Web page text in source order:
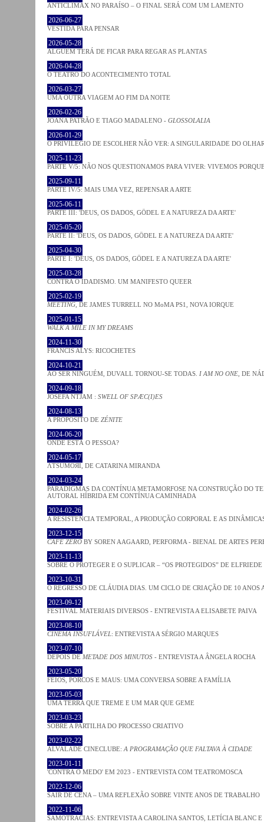
ANTICLÍMAX NO PARAÍSO – O FINAL SERÁ COM UM LAMENTO
2026-06-27
VESTIDA PARA PENSAR
2026-05-28
ALGUÉM TERÁ DE FICAR PARA REGAR AS PLANTAS
2026-04-28
O TEATRO DO ACONTECIMENTO TOTAL
2026-03-27
UMA OUTRA VIAGEM AO FIM DA NOITE
2026-02-26
JOANA PATRÃO E TIAGO MADALENO - GLOSSOLALIA
2026-01-29
O PRIVILÉGIO DE ESCOLHER NÃO VER: A SINGULARIDADE DO
2025-11-23
PARTE V/5: NÃO NOS QUESTIONAMOS PARA VIVER: VIVEMOS
2025-09-11
PARTE IV/5: MAIS UMA VEZ, REPENSAR A ARTE
2025-06-11
PARTE III: 'DEUS, OS DADOS, GÖDEL E A NATUREZA DA ARTE'
2025-05-20
PARTE II: 'DEUS, OS DADOS, GÖDEL E A NATUREZA DA ARTE'
2025-04-30
PARTE I: 'DEUS, OS DADOS, GÖDEL E A NATUREZA DA ARTE'
2025-03-28
CONTRA O IDADISMO. UM MANIFESTO QUEER
2025-02-19
MEETING , DE JAMES TURRELL NO MoMA PS1, NOVA IORQUE
2025-01-15
WALK A MILE IN MY DREAMS
2024-11-30
FRANCIS ALYS: RICOCHETES
2024-10-21
AO SER NINGUÉM, DUVALL TORNOU-SE TODAS. I AM NO ONE , DE
2024-09-18
JOSÈFA NTJAM : SWELL OF SPÆC(I)ES
2024-08-13
A PROPÓSITO DE ZÉNITE
2024-06-20
ONDE ESTÁ O PESSOA?
2024-05-17
ΛƬSUMOЯI, DE CATARINA MIRANDA
2024-03-24
PARADIGMAS DA CONTÍNUA METAMORFOSE NA CONSTRUÇÃO DO
AUTORAL HÍBRIDA EM CONTÍNUA CAMINHADA
2024-02-26
A RESISTÊNCIA TEMPORAL, A PRODUÇÃO CORPORAL E AS
2023-12-15
CAFE ZERO BY SOREN AAGAARD, PERFORMA - BIENAL DE ARTES
2023-11-13
SOBRE O PROTEGER E O SUPLICAR – “OS PROTEGIDOS” DE
2023-10-31
O REGRESSO DE CLÁUDIA DIAS. UM CICLO DE CRIAÇÃO DE 10
2023-09-12
FESTIVAL MATERIAIS DIVERSOS - ENTREVISTA A ELISABETE PAIVA
2023-08-10
CINEMA INSUFLÁVEL: ENTREVISTA A SÉRGIO MARQUES
2023-07-10
DEPOIS DE METADE DOS MINUTOS - ENTREVISTA A ÂNGELA ROCHA
2023-05-20
FEIOS, PORCOS E MAUS: UMA CONVERSA SOBRE A FAMÍLIA
2023-05-03
UMA TERRA QUE TREME E UM MAR QUE GEME
2023-03-23
SOBRE A PARTILHA DO PROCESSO CRIATIVO
2023-02-22
ALVALADE CINECLUBE: A PROGRAMAÇÃO QUE FALTAVA À CIDADE
2023-01-11
'CONTRA O MEDO' EM 2023 - ENTREVISTA COM TEATROMOSCA
2022-12-06
SAIR DE CENA – UMA REFLEXÃO SOBRE VINTE ANOS DE TRABALHO
2022-11-06
SAMOTRACIAS: ENTREVISTA A CAROLINA SANTOS, LETÍCIA BLANC